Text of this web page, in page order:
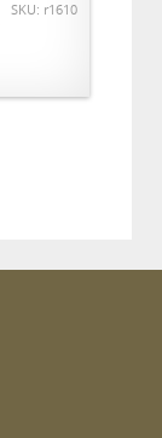
SKU: r1610